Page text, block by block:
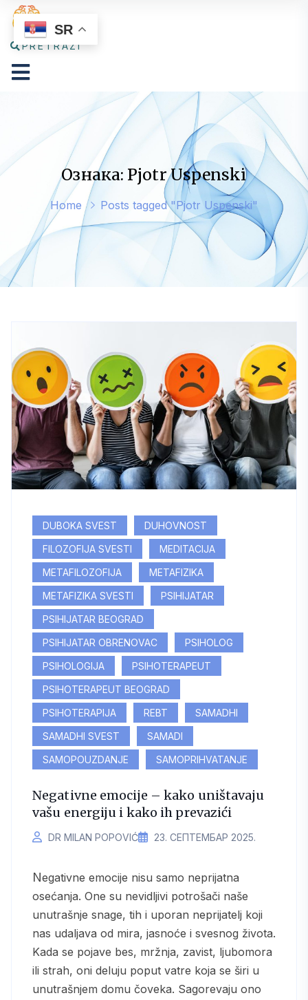
PRETRAŽI
Ознака: Pjotr Uspenski
Home Posts tagged "Pjotr Uspenski"
DUBOKA SVEST
DUHOVNOST
FILOZOFIJA SVESTI
MEDITACIJA
METAFILOZOFIJA
METAFIZIKA
METAFIZIKA SVESTI
PSIHIJATAR
PSIHIJATAR BEOGRAD
PSIHIJATAR OBRENOVAC
PSIHOLOG
PSIHOLOGIJA
PSIHOTERAPEUT
PSIHOTERAPEUT BEOGRAD
PSIHOTERAPIJA
REBT
SAMADHI
SAMADHI SVEST
SAMADI
SAMOPOUZDANJE
SAMOPRIHVATANJE
Negativne emocije – kako uništavaju
vašu energiju i kako ih prevazići
DR MILAN POPOVIĆ 23. СЕПТЕМБАР 2025.
Negativne emocije nisu samo neprijatna
osećanja. One su nevidljivi potrošači naše
unutrašnje snage, tih i uporan neprijatelj koji
nas udaljava od mira, jasnoće i svesnog života.
Kada se pojave bes, mržnja, zavist, ljubomora
ili strah, oni deluju poput vatre koja se širi u
unutrašnjem domu čoveka. Sagorevaju ono
SR